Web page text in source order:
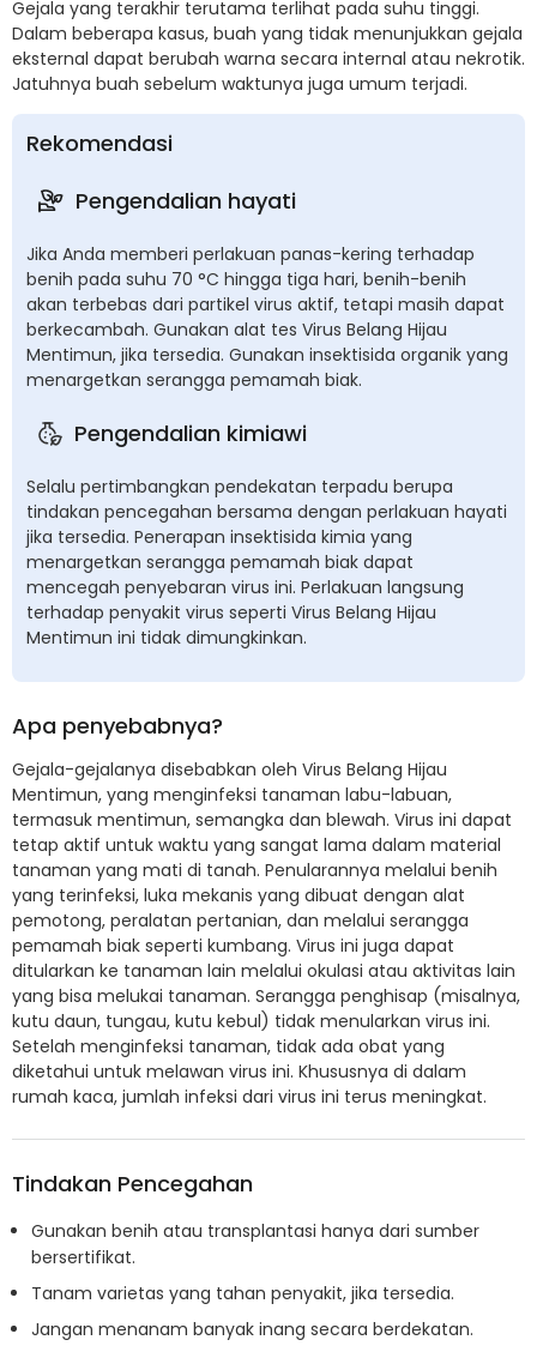
Gejala yang terakhir terutama terlihat pada suhu tinggi.
Dalam beberapa kasus, buah yang tidak menunjukkan gejala
eksternal dapat berubah warna secara internal atau nekrotik.
Jatuhnya buah sebelum waktunya juga umum terjadi.
Rekomendasi
Pengendalian hayati
Jika Anda memberi perlakuan panas-kering terhadap
benih pada suhu 70 °C hingga tiga hari, benih-benih
akan terbebas dari partikel virus aktif, tetapi masih dapat
berkecambah. Gunakan alat tes Virus Belang Hijau
Mentimun, jika tersedia. Gunakan insektisida organik yang
menargetkan serangga pemamah biak.
Pengendalian kimiawi
Selalu pertimbangkan pendekatan terpadu berupa
tindakan pencegahan bersama dengan perlakuan hayati
jika tersedia. Penerapan insektisida kimia yang
menargetkan serangga pemamah biak dapat
mencegah penyebaran virus ini. Perlakuan langsung
terhadap penyakit virus seperti Virus Belang Hijau
Mentimun ini tidak dimungkinkan.
Apa penyebabnya?
Gejala-gejalanya disebabkan oleh Virus Belang Hijau
Mentimun, yang menginfeksi tanaman labu-labuan,
termasuk mentimun, semangka dan blewah. Virus ini dapat
tetap aktif untuk waktu yang sangat lama dalam material
tanaman yang mati di tanah. Penularannya melalui benih
yang terinfeksi, luka mekanis yang dibuat dengan alat
pemotong, peralatan pertanian, dan melalui serangga
pemamah biak seperti kumbang. Virus ini juga dapat
ditularkan ke tanaman lain melalui okulasi atau aktivitas lain
yang bisa melukai tanaman. Serangga penghisap (misalnya,
kutu daun, tungau, kutu kebul) tidak menularkan virus ini.
Setelah menginfeksi tanaman, tidak ada obat yang
diketahui untuk melawan virus ini. Khususnya di dalam
rumah kaca, jumlah infeksi dari virus ini terus meningkat.
Tindakan Pencegahan
Gunakan benih atau transplantasi hanya dari sumber
bersertifikat.
Tanam varietas yang tahan penyakit, jika tersedia.
Jangan menanam banyak inang secara berdekatan.